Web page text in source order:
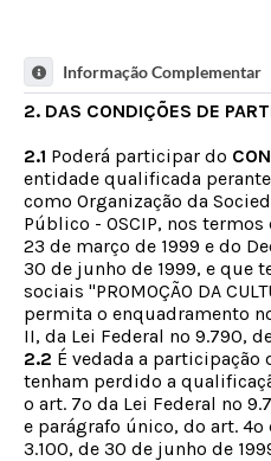
Informação Complementar
2. DAS CONDIÇÕES DE
2.1 Poderá participar do
entidade qualificada
como Organização da
Público - OSCIP, nos
23 de março de 1999 e do
30 de junho de 1999, e que
sociais "PROMOÇÃO DA
permita o enquadramento
II, da Lei Federal nº 9.790,
2.2 É vedada a participação
tenham perdido a
o art. 7º da Lei Federal nº
e parágrafo único, do art. 4º
3.100, de 30 de junho de